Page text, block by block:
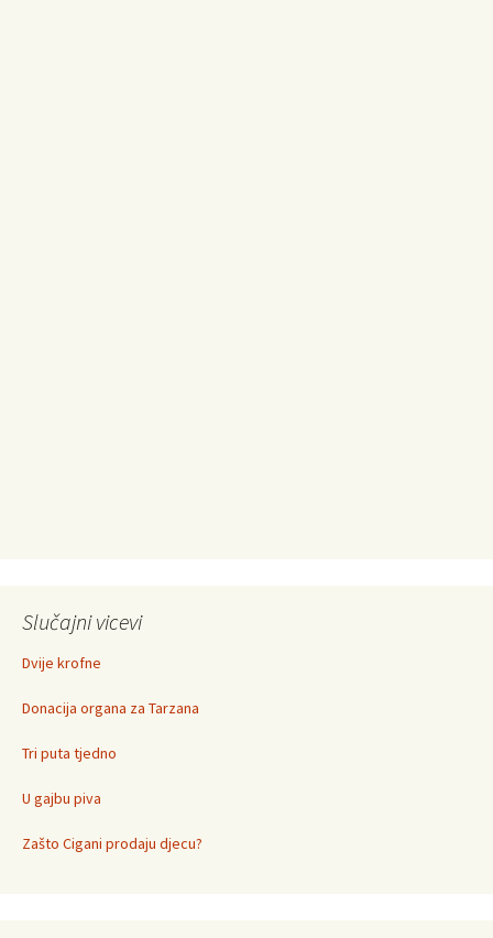
Slučajni vicevi
Dvije krofne
Donacija organa za Tarzana
Tri puta tjedno
U gajbu piva
Zašto Cigani prodaju djecu?